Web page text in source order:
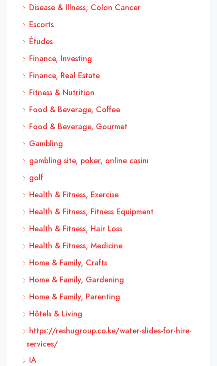
Disease & Illness, Colon Cancer
Escorts
Études
Finance, Investing
Finance, Real Estate
Fitness & Nutrition
Food & Beverage, Coffee
Food & Beverage, Gourmet
Gambling
gambling site, poker, online casinı
golf
Health & Fitness, Exercise
Health & Fitness, Fitness Equipment
Health & Fitness, Hair Loss
Health & Fitness, Medicine
Home & Family, Crafts
Home & Family, Gardening
Home & Family, Parenting
Hôtels & Living
https://reshugroup.co.ke/water-slides-for-hire-
services/
IA